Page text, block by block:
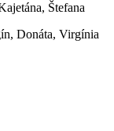
Štefana
Donáta, Virgínia